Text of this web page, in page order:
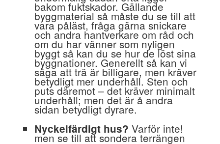
bakom fuktskador. Gällande
byggmaterial så måste du se till att
vara påläst, fråga gärna snickare
och andra hantverkare om råd och
om du har vänner som nyligen
byggt så kan du se hur de löst sina
byggnationer. Generellt så kan vi
säga att trä är billigare, men kräver
betydligt mer underhåll. Sten och
puts däremot – det kräver minimalt
underhåll; men det är å andra
sidan betydligt dyrare.
Nyckelfärdigt hus? Varför inte!
men se till att sondera terrängen